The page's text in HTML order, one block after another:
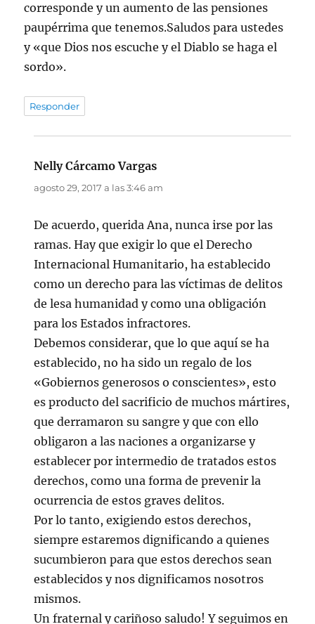
corresponde y un aumento de las pensiones
paupérrima que tenemos.Saludos para ustedes
y «que Dios nos escuche y el Diablo se haga el
sordo».
Responder
Nelly Cárcamo Vargas
agosto 29, 2017 a las 3:46 am
De acuerdo, querida Ana, nunca irse por las
ramas. Hay que exigir lo que el Derecho
Internacional Humanitario, ha establecido
como un derecho para las víctimas de delitos
de lesa humanidad y como una obligación
para los Estados infractores.
Debemos considerar, que lo que aquí se ha
establecido, no ha sido un regalo de los
«Gobiernos generosos o conscientes», esto
es producto del sacrificio de muchos mártires,
que derramaron su sangre y que con ello
obligaron a las naciones a organizarse y
establecer por intermedio de tratados estos
derechos, como una forma de prevenir la
ocurrencia de estos graves delitos.
Por lo tanto, exigiendo estos derechos,
siempre estaremos dignificando a quienes
sucumbieron para que estos derechos sean
establecidos y nos dignificamos nosotros
mismos.
Un fraternal y cariñoso saludo! Y seguimos en